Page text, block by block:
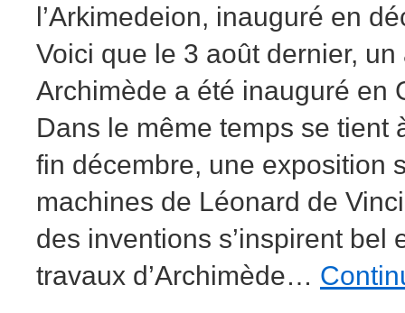
l’Arkimedeion, inauguré en
Voici que le 3 août dernier,
Archimède a été inauguré en
Dans le même temps se tient
fin décembre, une exposition
machines de Léonard de
des inventions s’inspirent bel
travaux d’Archimède…